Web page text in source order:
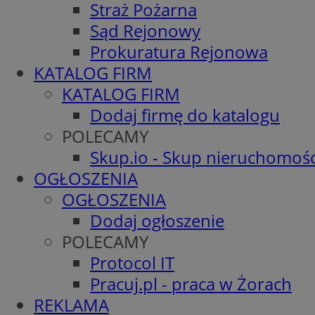
Straż Pożarna
Sąd Rejonowy
Prokuratura Rejonowa
KATALOG FIRM
KATALOG FIRM
Dodaj firmę do katalogu
POLECAMY
Skup.io - Skup
OGŁOSZENIA
OGŁOSZENIA
Dodaj ogłoszenie
POLECAMY
Protocol IT
Pracuj.pl - praca w Żorach
REKLAMA